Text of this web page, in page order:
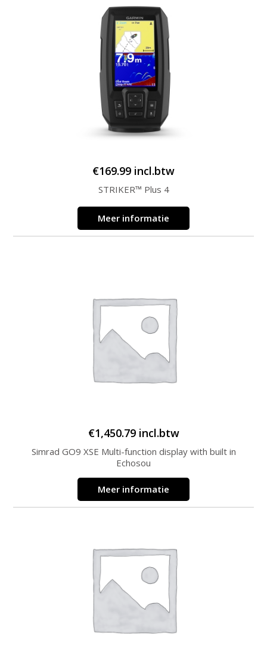
€169.99 incl.btw
STRIKER™ Plus 4
Meer informatie
€1,450.79 incl.btw
Simrad GO9 XSE Multi-function display with built in
Echosou
Meer informatie